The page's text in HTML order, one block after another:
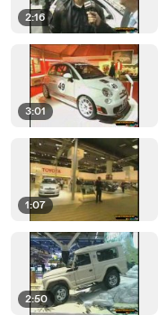
2:16
3:01
1:07
2:50